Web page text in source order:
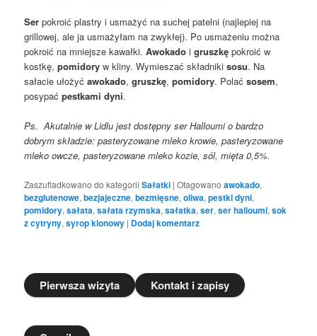
Ser pokroić plastry i usmażyć na suchej patelni (najlepiej na
grillowej, ale ja usmażyłam na zwykłej). Po usmażeniu można
pokroić na mniejsze kawałki.Awokado igruszkę pokroić w
kostkę,pomidory w kliny. Wymieszać składnikisosu. Na
sałacie ułożyćawokado,gruszkę,pomidory. Polaćsosem,
posypaćpestkami dyni.
Ps. Akutalnie w Lidlu jest dostępny ser Halloumi o bardzo
dobrym składzie: pasteryzowane mleko krowie, pasteryzowane
mleko owcze, pasteryzowane mleko kozie, sól, mięta 0,5%.
Zaszufladkowano do kategorii Sałatki |Otagowano awokado,
bezglutenowe,bezjajeczne,bezmięsne,oliwa,pestki dyni,
pomidory,sałata,sałata rzymska,sałatka,ser,ser halloumi,sok
z cytryny,syrop klonowy | Dodaj komentarz
Pierwsza wizyta Kontakt i zapisy